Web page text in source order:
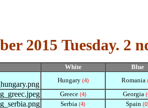
2015 Tuesday. 2
White
Blue
Hungary (4) Romania
Greece (4) Georgia
Serbia (4) Spain